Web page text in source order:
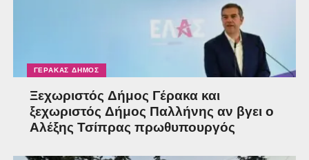
ΓΈΡΑΚΑΣ ΔΉΜΟΣ
Ξεχωριστός Δήμος Γέρακα και
ξεχωριστός Δήμος Παλλήνης αν βγει ο
Αλέξης Τσίπρας πρωθυπουργός